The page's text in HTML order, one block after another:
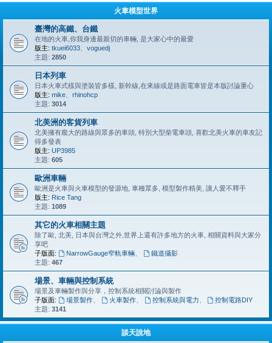
火車模型世界
臺灣的高鐵、台鐵
在地的火車,你我身邊最親切的車輛, 是大家心中的最愛
版主: tkuei6033
voguedj
主題: 2850
日本列車
日本火車式樣與塗裝皆多樣, 新幹線,在來線或是路面電車皆是本版討論重心
版主: mike
rhinohcp
主題: 3014
北美洲的客貨列車
北美擁有龐大的路線與眾多的車頭, 特別大型柴電車頭, 喜歡北美火車的車友記
得多發表
版主: UP3985
主題: 605
歐洲車輛
歐洲是火車與火車模型的發源地, 車種眾多, 模型製作精美, 讓人愛不釋手
版主: Rice Tang
主題: 1089
其它的火車相關主題
除了歐, 北美, 日本與台灣之外,世界上還有許多地方的火車, 相關資料與大家分
享吧
子版面:
NarrowGauge窄軌車輛、
鐵道攝影
主題: 467
場景、車輛與控制系統
場景及車輛製作與分享，控制系統相關討論與製作
子版面:
場景製作、 火車製作、 控制系統與電力
控制電路DIY
主題: 3141
談天說地